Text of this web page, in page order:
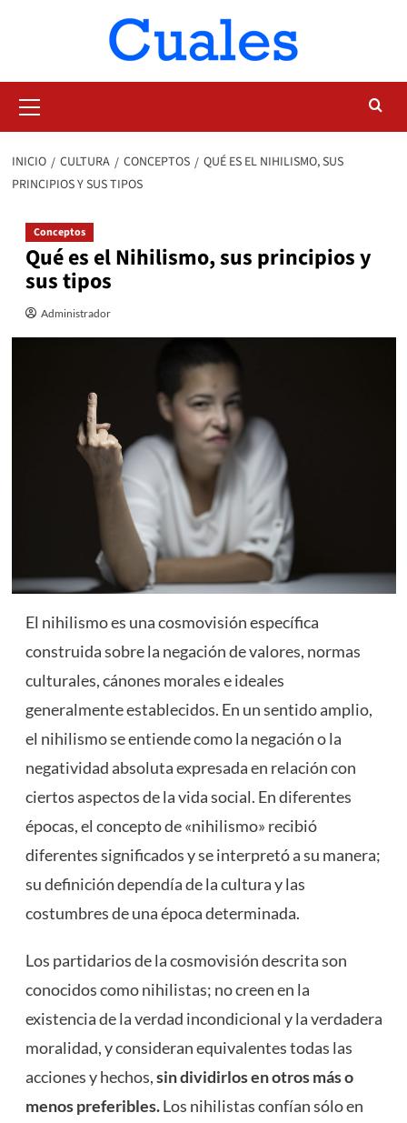
primario
INICIO CULTURA CONCEPTOS
QUÉ ES EL NIHILISMO, SUS
PRINCIPIOS Y SUS TIPOS
Conceptos
Qué es el Nihilismo, sus principios y
sus tipos
Administrador
El nihilismo es una cosmovisión específica
construida sobre la negación de valores, normas
culturales, cánones morales e ideales
generalmente establecidos. En un sentido amplio,
el nihilismo se entiende como la negación o la
negatividad absoluta expresada en relación con
ciertos aspectos de la vida social. En diferentes
épocas, el concepto de «nihilismo» recibió
diferentes significados y se interpretó a su manera;
su definición dependía de la cultura y las
costumbres de una época determinada.
Los partidarios de la cosmovisión descrita son
conocidos como nihilistas; no creen en la
existencia de la verdad incondicional y la verdadera
moralidad, y consideran equivalentes todas las
acciones y hechos,sin dividirlos en otros más o
menos preferibles.Los nihilistas confían sólo en